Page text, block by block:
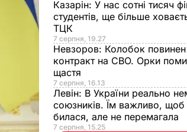
Казарін: У нас сотні тисяч
студентів, ще більше
ТЦК
7 серпня, 19.27
Невзоров: Колобок повинен
контракт на СВО. Орки
щастя
7 серпня, 16.13
Левін: В України реально
союзників. Їм важливо, щоб
билася, але не перемагала
7 серпня, 15.25